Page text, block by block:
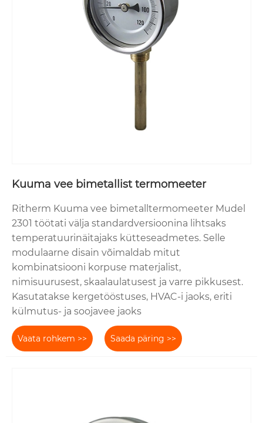
Kuuma vee bimetallist termomeeter
Ritherm Kuuma vee bimetalltermomeeter Mudel
2301 töötati välja standardversioonina lihtsaks
temperatuurinäitajaks kütteseadmetes. Selle
modulaarne disain võimaldab mitut
kombinatsiooni korpuse materjalist,
nimisuurusest, skaalaulatusest ja varre pikkusest.
Kasutatakse kergetööstuses, HVAC-i jaoks, eriti
külmutus- ja soojavee jaoks
Vaata rohkem >> Saada päring >>